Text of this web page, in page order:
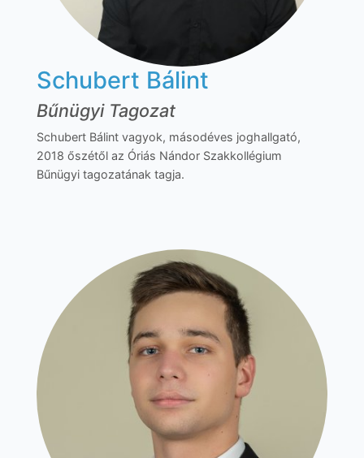
Schubert Bálint
Bűnügyi Tagozat
Schubert Bálint vagyok, másodéves joghallgató,
2018 őszétől az Óriás Nándor Szakkollégium
Bűnügyi tagozatának tagja.